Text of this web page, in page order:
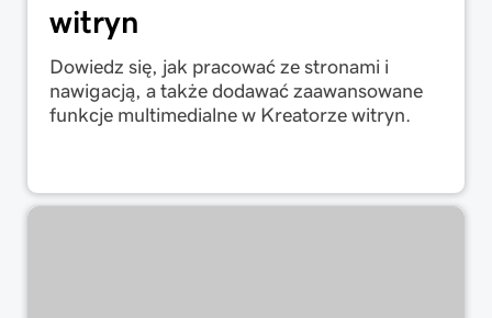
witryn
Dowiedz się, jak pracować ze stronami i
nawigacją, a także dodawać zaawansowane
funkcje multimedialne w Kreatorze witryn.